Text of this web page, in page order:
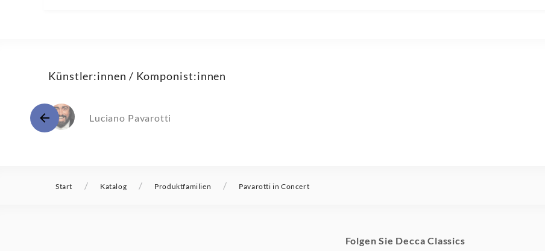
Künstler:innen / Komponist:innen
Luciano Pavarotti
Start / Katalog / Produktfamilien / Pavarotti in Concert
Folgen Sie Decca Classics